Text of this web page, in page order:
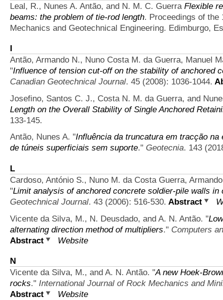
Leal, R., Nunes A. Antão, and N. M. C. Guerra Flexible
beams: the problem of tie-rod length. Proceedings of the
Mechanics and Geotechnical Engineering. Edimburgo,
I
Antão, Armando N., Nuno Costa M. da Guerra, Manuel
"Influence of tension cut-off on the stability of anchored
Canadian Geotechnical Journal. 45 (2008): 1036-1044.
Josefino, Santos C. J., Costa N. M. da Guerra, and
Length on the Overall Stability of Single Anchored
133-145.
Antão, Nunes A. "Influência da truncatura em tracção
de túneis superficiais sem suporte." Geotecnia. 143
L
Cardoso, António S., Nuno M. da Costa Guerra,
"Limit analysis of anchored concrete soldier-pile walls in
Geotechnical Journal. 43 (2006): 516-530. Abstract
Vicente da Silva, M., N. Deusdado, and A. N. Antão. "
alternating direction method of multipliers." Computers
Abstract
Website
N
Vicente da Silva, M., and A. N. Antão. "A new Hoek-
rocks." International Journal of Rock Mechanics and
Abstract
Website